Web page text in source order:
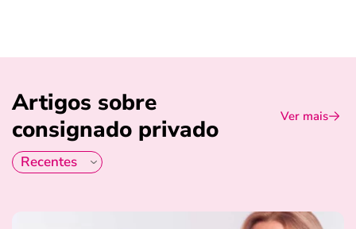
Artigos sobre
consignado privado
Ver mais